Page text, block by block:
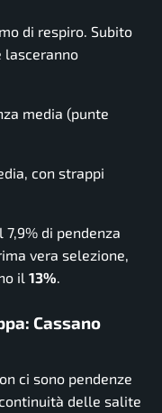
di respiro. Subito
lasceranno
media (punte
con strappi
7,9% di pendenza
vera selezione,
il 13%
Cassano
ci sono pendenze
delle salite